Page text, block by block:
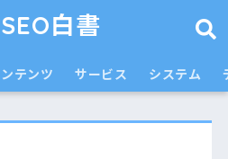
SEO白書
テンツ サービス システム